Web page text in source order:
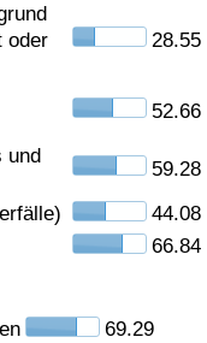
oder
28.55
52.66
und
59.28
44.08
66.84
69.29
Land
Land